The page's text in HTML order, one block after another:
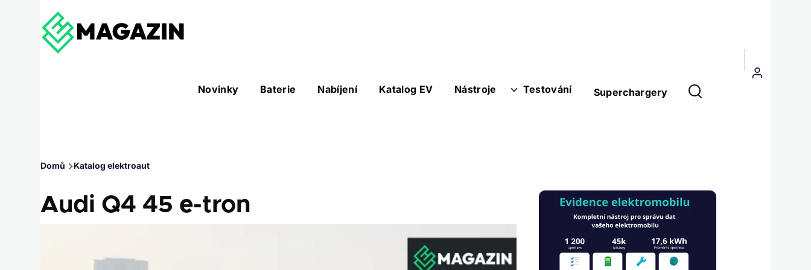
Hlavní
Novinky Baterie Nabíjení Katalog EV Nástroje
Nástroje sub-navigation Testování Superchargery
Menu
uživatelského
Drobečková
navigace
Domů Katalog elektroaut
Audi Q4 45 e-tron Obrázek